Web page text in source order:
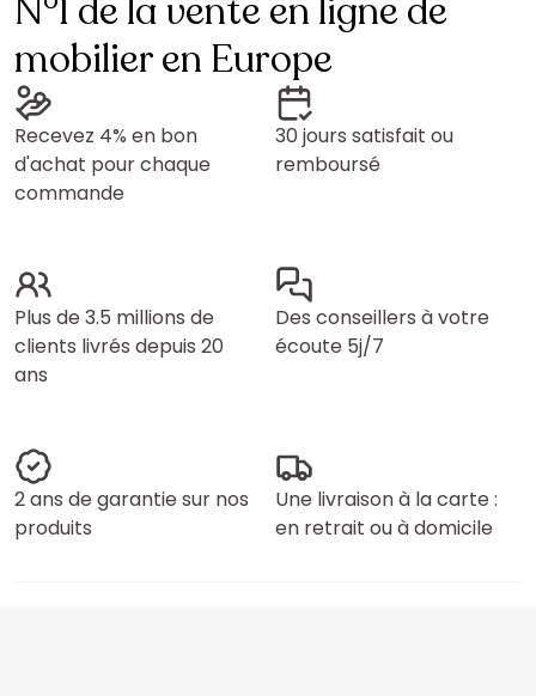
N°1 de la vente en ligne de
mobilier en Europe
Recevez 4% en bon
d'achat pour chaque
commande
30 jours satisfait ou
remboursé
Plus de 3.5 millions de
clients livrés depuis 20
ans
Des conseillers à votre
écoute 5j/7
2 ans de garantie sur nos
produits
Une livraison à la carte :
en retrait ou à domicile